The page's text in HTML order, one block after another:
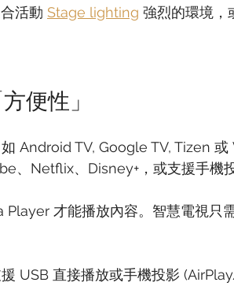
活動 Stage lighting 強烈的環境，
便性」
Android TV, Google TV, Tizen
、Netflix、Disney+，或支援手機投
Player 才能播放內容。智慧電視只
USB 直接播放或手機投影